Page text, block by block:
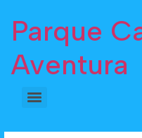
Parque
Aventura